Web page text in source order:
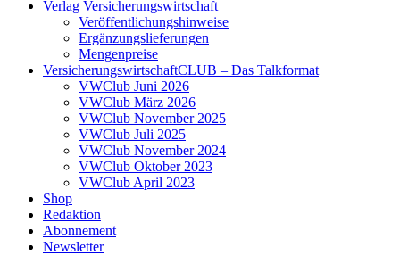
Verlag Versicherungswirtschaft
Veröffentlichungshinweise
Ergänzungslieferungen
Mengenpreise
VersicherungswirtschaftCLUB – Das Talkformat
VWClub Juni 2026
VWClub März 2026
VWClub November 2025
VWClub Juli 2025
VWClub November 2024
VWClub Oktober 2023
VWClub April 2023
Shop
Redaktion
Abonnement
Newsletter